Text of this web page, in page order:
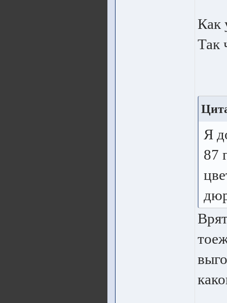
Как
Так
Я
87